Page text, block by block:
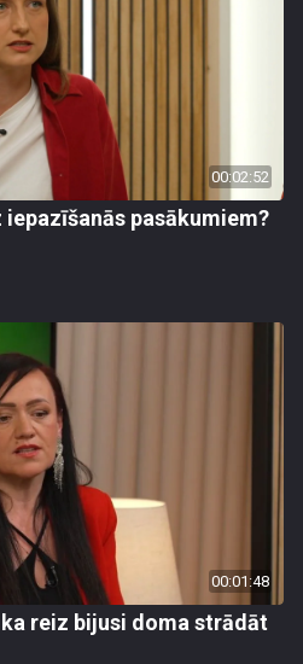
00:02:52
pasākumiem?
00:01:48
reiz bijusi doma strādāt